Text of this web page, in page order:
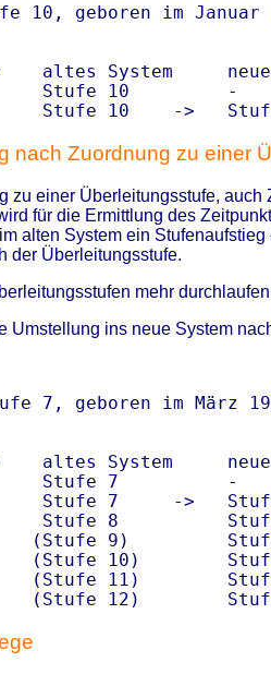
10, geboren im Januar
altes System
Stufe 10
nach Zuordnung zu einer
zu einer Überleitungsstufe,
für die Ermittlung des
alten System ein
der Überleitungsstufe.
mehr
Umstellung ins neue System
7, geboren im März
altes System
Stufe 7
Stufe 7     ->
Stufe 8
(Stufe 9)
(Stufe 10)
(Stufe 11)